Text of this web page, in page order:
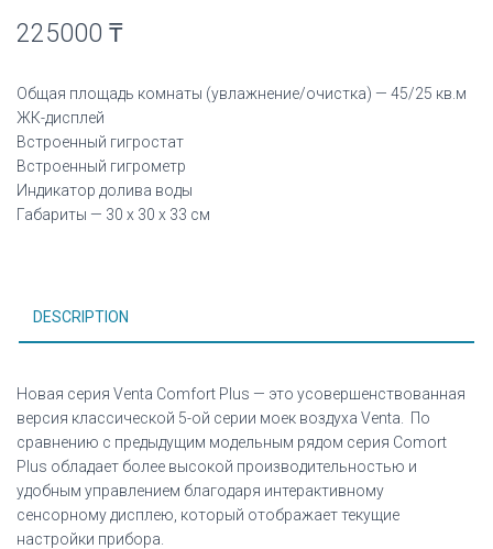
225000 ₸
Общая площадь комнаты (увлажнение/очистка) — 45/25 кв.м
ЖК-дисплей
Встроенный гигростат
Встроенный гигрометр
Индикатор долива воды
Габариты — 30 х 30 х 33 см
DESCRIPTION
Новая серия Venta Comfort Plus — это усовершенствованная
версия классической 5-ой серии моек воздуха Venta. По
сравнению с предыдущим модельным рядом серия Comort
Plus обладает более высокой производительностью и
удобным управлением благодаря интерактивному
сенсорному дисплею, который отображает текущие
настройки прибора.